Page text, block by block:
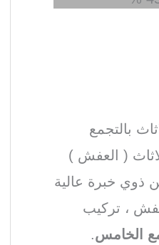
بالتجمع
( العفش )
ذوي خبرة عالية
، تركيب
الخامس.